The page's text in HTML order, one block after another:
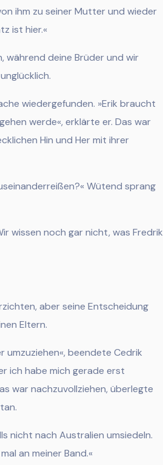
ihm zu seiner Mutter und wieder
ist hier.«
während deine Brüder und wir
wiedergefunden. »Erik braucht
werde«, erklärte er. Das war
Hin und Her mit ihrer
Wütend sprang
wissen noch gar nicht, was Fredrik
aber seine Entscheidung
Eltern.
umzuziehen«, beendete Cedrik
ich habe mich gerade erst
war nachzuvollziehen, überlegte
nicht nach Australien umsiedeln.
an meiner Band.«